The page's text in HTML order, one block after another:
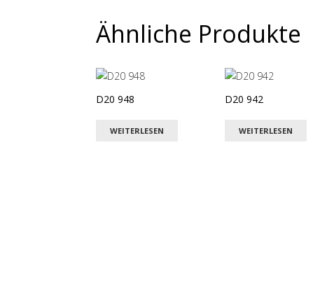
Ähnliche Produkte
D20 948
WEITERLESEN
D20 942
WEITERLESEN